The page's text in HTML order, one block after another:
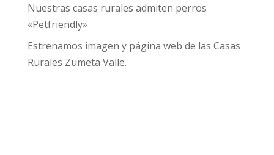
Nuestras casas rurales admiten perros
«Petfriendly»
Estrenamos imagen y página web de las Casas
Rurales Zumeta Valle.